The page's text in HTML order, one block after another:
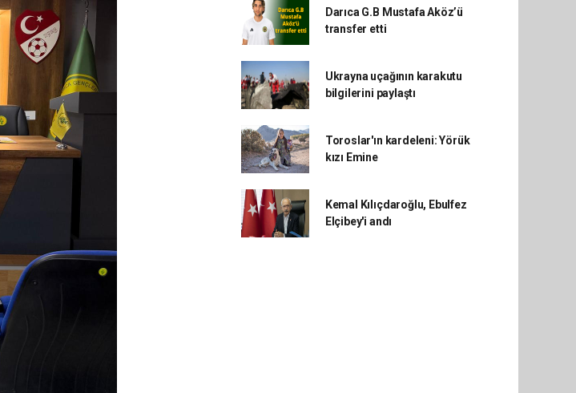
Darıca G.B Mustafa Aköz’ü
transfer etti
Ukrayna uçağının karakutu
bilgilerini paylaştı
Toroslar'ın kardeleni: Yörük
kızı Emine
Kemal Kılıçdaroğlu, Ebulfez
Elçibey'i andı